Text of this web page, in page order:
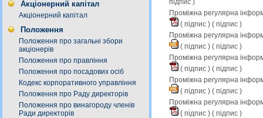
Акціонерний капітал
Акціонерний капітал
Положення
Положення про загальні збори
акціонерів
Положення про правління
Положення про посадових осіб
Кодекс корпоративного управління
Положення про Раду директорів
Положення про винагороду членів
Ради директорів
підпис )
Проміжна регулярна
( підпис ) ( підпис )
Проміжна регулярна
( підпис ) ( підпис )
Проміжна регулярна
( підпис ) ( підпис )
Проміжна регулярна
( підпис ) ( підпис )
Проміжна регулярна
( підпис ) ( підпис )